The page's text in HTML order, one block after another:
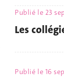
Publié le 23
Les
Publié le 16